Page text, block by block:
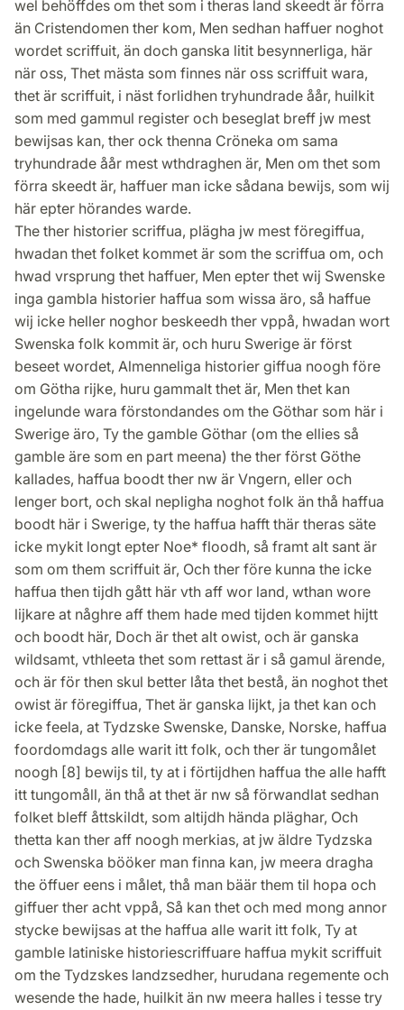
wel behöffdes om thet som i theras land skeedt är förra
än Cristendomen ther kom, Men sedhan haffuer noghot
wordet scriffuit, än doch ganska litit besynnerliga, här
när oss, Thet mästa som finnes när oss scriffuit wara,
thet är scriffuit, i näst forlidhen tryhundrade åår, huilkit
som med gammul register och beseglat breff jw mest
bewijsas kan, ther ock thenna Cröneka om sama
tryhundrade åår mest wthdraghen är, Men om thet som
förra skeedt är, haffuer man icke sådana bewijs, som wij
här epter hörandes warde.
The ther historier scriffua, plägha jw mest föregiffua,
hwadan thet folket kommet är som the scriffua om, och
hwad vrsprung thet haffuer, Men epter thet wij Swenske
inga gambla historier haffua som wissa äro, så haffue
wij icke heller noghor beskeedh ther vppå, hwadan wort
Swenska folk kommit är, och huru Swerige är först
beseet wordet, Almenneliga historier giffua noogh före
om Götha rijke, huru gammalt thet är, Men thet kan
ingelunde wara förstondandes om the Göthar som här i
Swerige äro, Ty the gamble Göthar (om the ellies så
gamble äre som en part meena) the ther först Göthe
kallades, haffua boodt ther nw är Vngern, eller och
lenger bort, och skal nepligha noghot folk än thå haffua
boodt här i Swerige, ty the haffua hafft thär theras säte
icke mykit longt epter Noe* floodh, så framt alt sant är
som om them scriffuit är, Och ther före kunna the icke
haffua then tijdh gått här vth aff wor land, wthan wore
lijkare at någhre aff them hade med tijden kommet hijtt
och boodt här, Doch är thet alt owist, och är ganska
wildsamt, vthleeta thet som rettast är i så gamul ärende,
och är för then skul better låta thet bestå, än noghot thet
owist är föregiffua, Thet är ganska lijkt, ja thet kan och
icke feela, at Tydzske Swenske, Danske, Norske, haffua
foordomdags alle warit itt folk, och ther är tungomålet
noogh [8] bewijs til, ty at i förtijdhen haffua the alle hafft
itt tungomåll, än thå at thet är nw så förwandlat sedhan
folket bleff åttskildt, som altijdh hända pläghar, Och
thetta kan ther aff noogh merkias, at jw äldre Tydzska
och Swenska bööker man finna kan, jw meera dragha
the öffuer eens i målet, thå man bäär them til hopa och
giffuer ther acht vppå, Så kan thet och med mong annor
stycke bewijsas at the haffua alle warit itt folk, Ty at
gamble latiniske historiescriffuare haffua mykit scriffuit
om the Tydzskes landzsedher, hurudana regemente och
wesende the hade, huilkit än nw meera halles i tesse try